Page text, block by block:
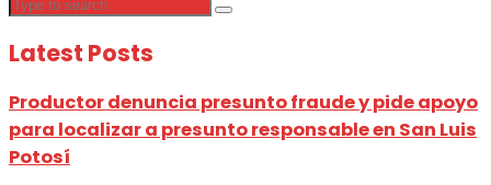
Latest Posts
Productor denuncia presunto fraude y pide apoyo
para localizar a presunto responsable en San Luis
Potosí